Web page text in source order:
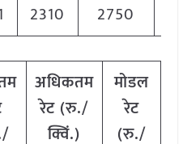
2310 2750
अधिकतम
रेट (रु./
क्विं.)
मोडल
रेट
(रु./